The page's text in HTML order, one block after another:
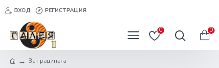
ВХОД РЕГИСТРАЦИЯ
0 0
За градината